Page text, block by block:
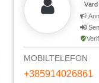
Värd
MOBILTELEFON
+385914026861